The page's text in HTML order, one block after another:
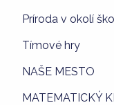
Príroda v okolí
Tímové hry
NAŠE MESTO
MATEMATICKÝ